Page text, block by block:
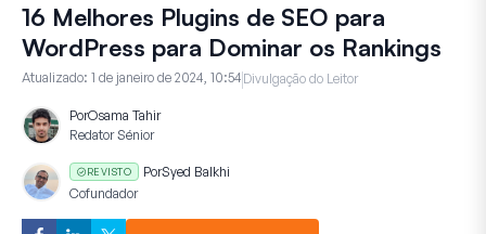
16 Melhores Plugins de SEO para
WordPress para Dominar os Rankings
Atualizado: 1 de janeiro de 2024, 10:54 Divulgação do Leitor
PorOsama Tahir
Redator Sénior
REVISTO PorSyed Balkhi
Cofundador